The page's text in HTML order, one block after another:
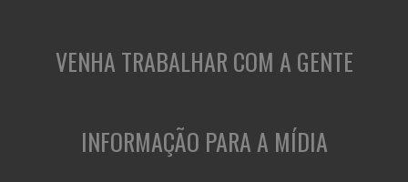
VENHA TRABALHAR COM A GENTE
INFORMAÇÃO PARA A MÍDIA